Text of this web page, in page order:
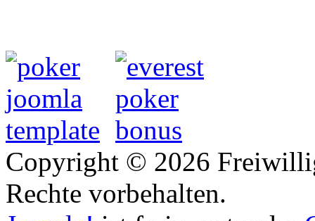
Copyright © 2026
Rechte vorbehalten.